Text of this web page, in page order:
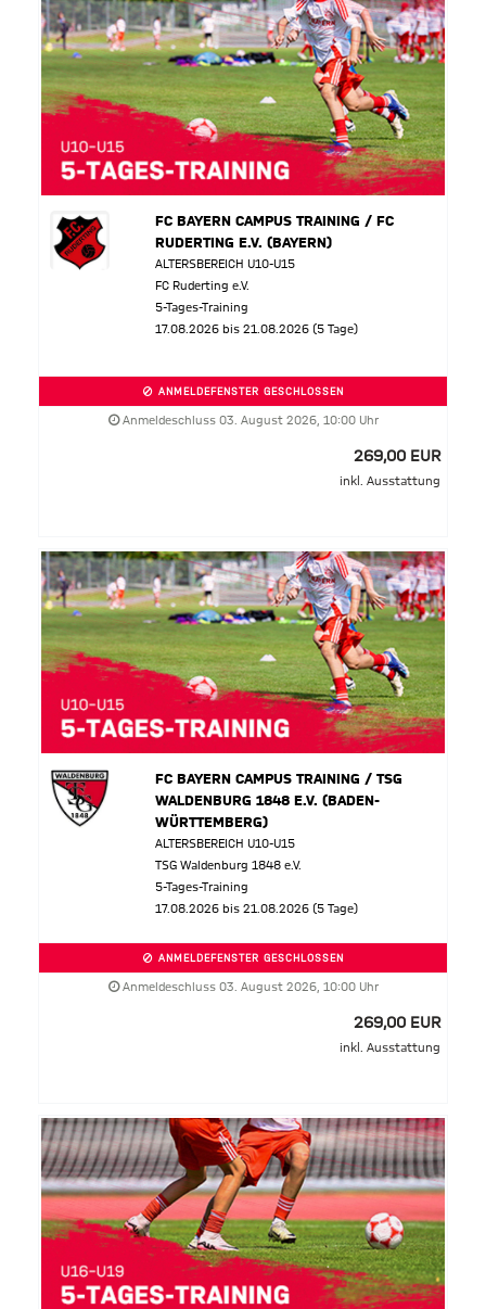
FC BAYERN CAMPUS TRAINING / FC
RUDERTING E.V. (BAYERN)
ALTERSBEREICH U10-U15
FC Ruderting e.V.
5-Tages-Training
17.08.2026 bis 21.08.2026 (5 Tage)
ANMELDEFENSTER GESCHLOSSEN
Anmeldeschluss 03. August 2026, 10:00 Uhr
269,00 EUR
inkl. Ausstattung
FC BAYERN CAMPUS TRAINING / TSG
WALDENBURG 1848 E.V. (BADEN-
WÜRTTEMBERG)
ALTERSBEREICH U10-U15
TSG Waldenburg 1848 e.V.
5-Tages-Training
17.08.2026 bis 21.08.2026 (5 Tage)
ANMELDEFENSTER GESCHLOSSEN
Anmeldeschluss 03. August 2026, 10:00 Uhr
269,00 EUR
inkl. Ausstattung